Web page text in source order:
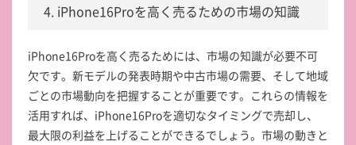
4. iPhone16Proを高く売るための市場の知識
iPhone16Proを高く売るためには、市場の知識が必要不可
欠です。新モデルの発表時期や中古市場の需要、そして地域
ごとの市場動向を把握することが重要です。これらの情報を
活用すれば、iPhone16Proを適切なタイミングで売却し、
最大限の利益を上げることができるでしょう。市場の動きと